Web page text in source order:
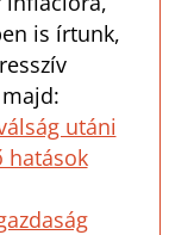
is írtunk,
utáni
hatások